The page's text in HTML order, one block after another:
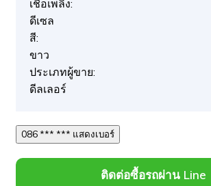
เชื้อเพลิง:
ดีเซล
สี:
ขาว
ประเภทผู้ขาย:
ดีลเลอร์
086 *** *** แสดงเบอร์
ติดต่อซื้อรถผ่าน Line